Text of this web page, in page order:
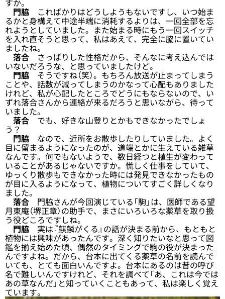
すか。
門脇 こればかりはどうしようもないですし、いつ始ま
るかと身構えて中途半端に消耗するよりは、一回全部を忘
れようとしていました。また始まる時にもう一回スイッチ
を入れ直そうと思って、私はあえて、完全に脇に置いてい
ましたね。
落合 さっぱりした性格だから、そんなに考え込んでは
いないだろうな、と思っていましたけど。
門脇 そうですね（笑）。もちろん放送が止まってしまう
ことや、話数が減ってしまうのかなって心配もありました
けれど、私が心配したところでどうにもならないので、い
ずれ落合さんから連絡が来るだろうと思いながら、待って
いました。
落合 でも、好きな山登りとかもできなかったでしょ
う？
門脇 なので、近所をお散歩したりしていました。よく
目に留まるようになったのが、道端とかに生えている雑草
なんです。何でもないようで、数日経つと植生が変わって
いることがあるじゃないですか。慌しく仕事をしていて、
ゆっくり散歩もできなかった時には発見できなかったもの
が目に入るようになって、植物についてすごく詳しくなり
ました。
落合 門脇さんが今回演じている「駒」は、医師である望
月東庵（堺正章）の助手で、まさにいろいろな薬草を取り扱
う役どころですしね。
門脇 実は『麒麟がくる』の話が決まる前から、もともと
植物には興味があったんです。深く知りたいなと思って図
鑑を揃え始めた頃、偶然のタイミングで駒の役が決まった
んですよね。だから、台本に出てくる薬草の名前を読んで
いても、とても面白いんですよ。台本にあるのは昔の呼び
名で難しいんですけれど、それを調べて「あ、これは今では
あの草なんだ」と知っていくこともあって、私は楽しく覚え
ています。